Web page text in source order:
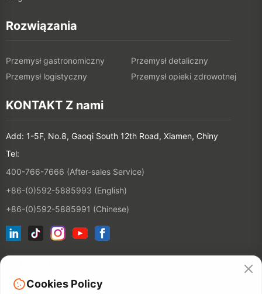
Rozwiązania
Przemysł gastronomiczny
Przemysł detaliczny
Przemysł logistyczny
Przemysł opieki zdrowotnej
KONTAKT Z nami
Add: 1-5F, No.8, Gaoqi South 12th Road, Xiamen, Chiny
Tel:
400-766-7666 (After-sales Service)
+86-(0)592-5885993 (English)
+86-(0)592-5885991 (Chinese)
Cookies Policy